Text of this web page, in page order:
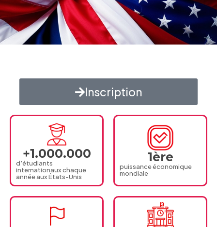
Inscription
d’étudiants
internationaux chaque
année aux États-Unis
+1.000.000
puissance économique
mondiale
1ère